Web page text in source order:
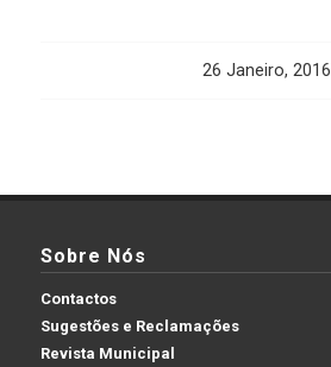
26 Janeiro, 2016
Sobre Nós
Contactos
Sugestões e Reclamações
Revista Municipal